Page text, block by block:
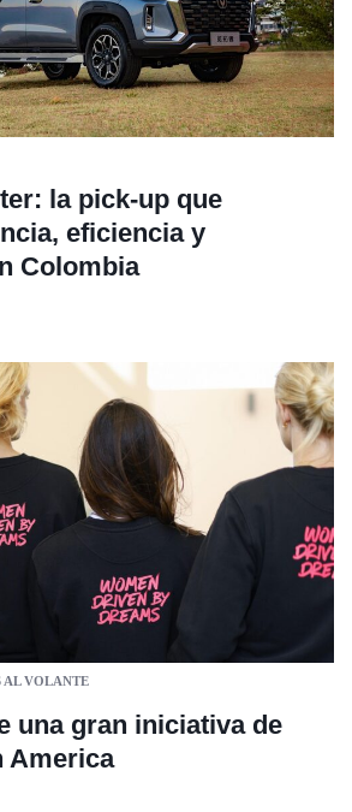
la pick-up que
eficiencia y
Colombia
AL VOLANTE
una gran iniciativa de
America